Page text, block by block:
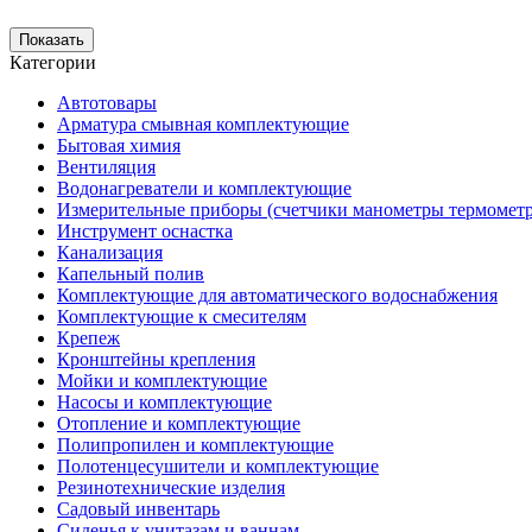
Категории
Автотовары
Арматура смывная комплектующие
Бытовая химия
Вентиляция
Водонагреватели и комплектующие
Измерительные приборы (счетчики манометры
Инструмент оснастка
Канализация
Капельный полив
Комплектующие для автоматического водоснабжения
Комплектующие к смесителям
Крепеж
Кронштейны крепления
Мойки и комплектующие
Насосы и комплектующие
Отопление и комплектующие
Полипропилен и комплектующие
Полотенцесушители и комплектующие
Резинотехнические изделия
Садовый инвентарь